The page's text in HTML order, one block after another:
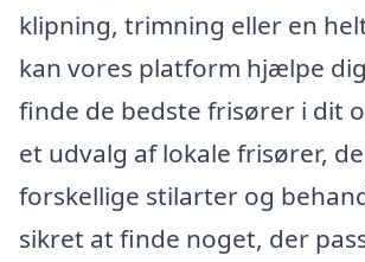
klipning, trimning eller en
kan vores platform hjælpe
finde de bedste frisører i dit
et udvalg af lokale frisører,
forskellige stilarter og
sikret at finde noget, der